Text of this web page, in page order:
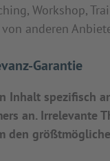
Workshop,
anderen
Garantie
Inhalt spezifisch
an. Irrelevante
den